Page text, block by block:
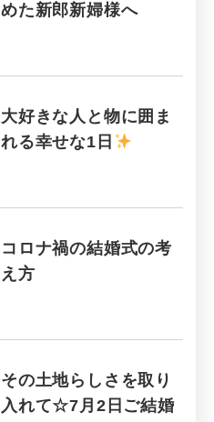
めた新郎新婦様へ
大好きな人と物に囲ま
れる幸せな1日
コロナ禍の結婚式の考
え方
その土地らしさを取り
入れて☆7月2日ご結婚